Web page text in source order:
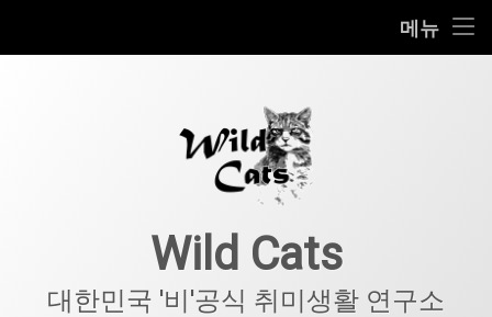
메뉴
반려동물
Wild Cats
대한민국 '비'공식 취미생활 연구소